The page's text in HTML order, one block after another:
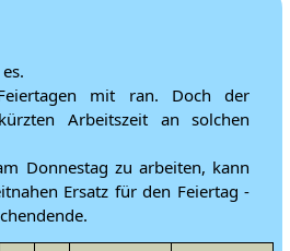
mit ran. Doch der
Arbeitszeit an solchen
Donnestag zu arbeiten, kann
Ersatz für den Feiertag -